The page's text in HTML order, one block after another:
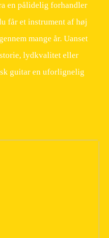
en pålidelig forhandler
får et instrument af høj
mange år. Uanset
lydkvalitet eller
guitar en uforlignelig